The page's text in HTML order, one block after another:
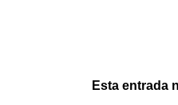
Esta entrada